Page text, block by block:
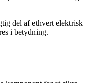
del af ethvert elektrisk
i betydning. –